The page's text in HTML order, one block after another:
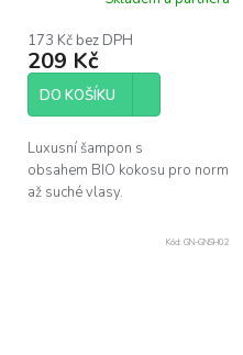
173 Kč bez DPH
209 Kč
DO KOŠÍKU
Luxusní šampon s
obsahem BIO kokosu pro normální
až suché vlasy.
Kód: GN-GNSH02